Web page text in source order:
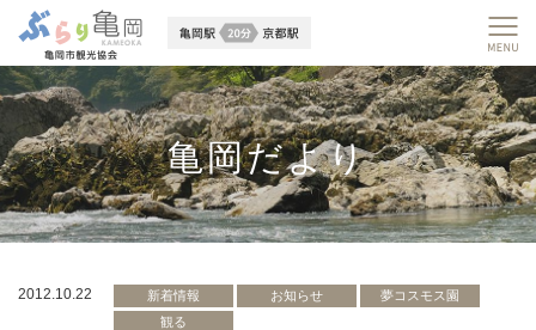
亀岡だより
2012.10.22 新着情報 お知らせ
夢コスモス園
観る